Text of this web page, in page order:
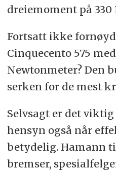
dreiemoment på 330
Fortsatt ikke
Cinquecento 575
Newtonmeter? Den
serken for de mest
Selvsagt er det
hensyn også når
betydelig. Hamann
bremser,